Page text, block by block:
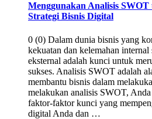
Menggunakan Analisis
Strategi Bisnis Digital
0 (0) Dalam dunia bisnis yang
kekuatan dan kelemahan internal
eksternal adalah kunci untuk
sukses. Analisis SWOT adalah
membantu bisnis dalam
melakukan analisis SWOT,
faktor-faktor kunci yang
digital Anda dan …